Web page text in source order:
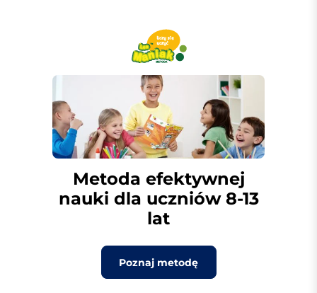
Metoda efektywnej
nauki dla uczniów 8-13
lat
Poznaj metodę